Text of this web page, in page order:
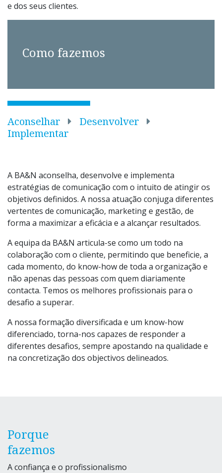
e dos seus clientes.
Como fazemos
Aconselhar
Desenvolver
Implementar
A BA&N aconselha, desenvolve e implementa
estratégias de comunicação com o intuito de atingir os
objetivos definidos. A nossa atuação conjuga diferentes
vertentes de comunicação, marketing e gestão, de
forma a maximizar a eficácia e a alcançar resultados.
A equipa da BA&N articula-se como um todo na
colaboração com o cliente, permitindo que beneficie, a
cada momento, do know-how de toda a organização e
não apenas das pessoas com quem diariamente
contacta. Temos os melhores profissionais para o
desafio a superar.
A nossa formação diversificada e um know-how
diferenciado, torna-nos capazes de responder a
diferentes desafios, sempre apostando na qualidade e
na concretização dos objectivos delineados.
Porque
fazemos
A confiança e o profissionalismo